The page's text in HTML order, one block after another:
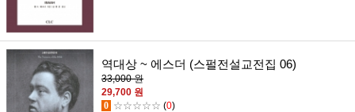
역대상 ~ 에스더 (스펄전설교전집 06)
33,000 원
29,700 원
0 ☆☆☆☆☆ (0)